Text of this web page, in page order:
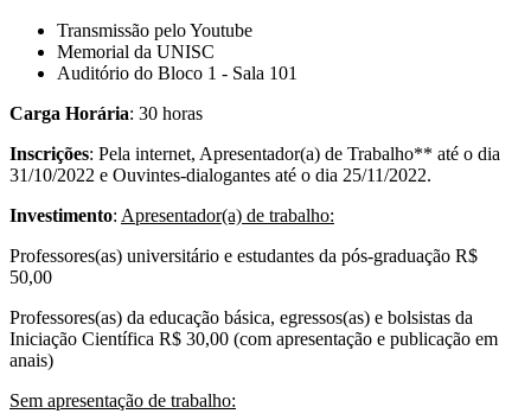
Transmissão pelo Youtube
Memorial da UNISC
Auditório do Bloco 1 - Sala 101
Carga Horária: 30 horas
Inscrições: Pela internet, Apresentador(a) de Trabalho** até o dia
31/10/2022 e Ouvintes-dialogantes até o dia 25/11/2022.
Investimento: Apresentador(a) de trabalho:
Professores(as) universitário e estudantes da pós-graduação R$
50,00
Professores(as) da educação básica, egressos(as) e bolsistas da
Iniciação Científica R$ 30,00 (com apresentação e publicação em
anais)
Sem apresentação de trabalho: